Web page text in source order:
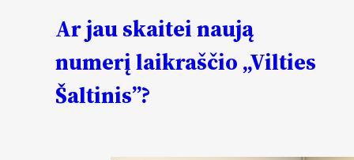
Ar jau skaitei naują
numerį laikraščio „Vilties
Šaltinis”?